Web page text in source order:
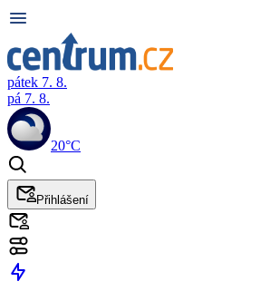
pátek 7. 8.
pá 7. 8.
20°C
Přihlášení